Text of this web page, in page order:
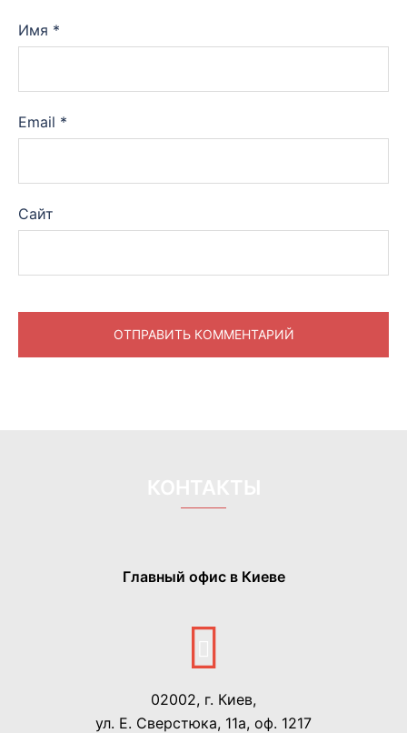
Имя *
Email *
Сайт
Главный офис в Киеве
02002, г. Киев,
ул. Е. Сверстюка, 11а, оф. 1217